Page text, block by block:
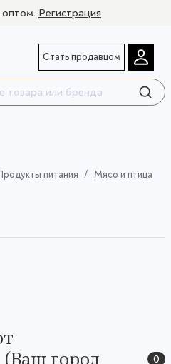
оптом. Регистрация
Стать продавцом
питания
Мясо и птица
0